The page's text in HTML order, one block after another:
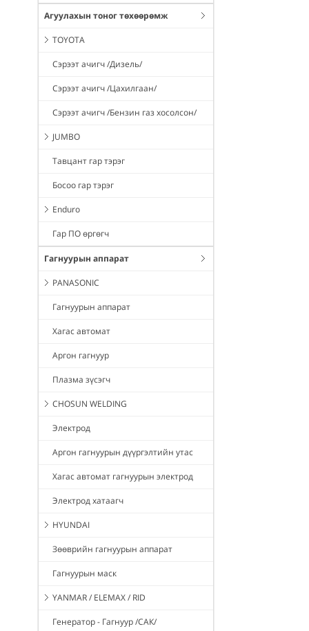
Агуулахын тоног төхөөрөмж
TOYOTA
Сэрээт ачигч /Дизель/
Сэрээт ачигч /Цахилгаан/
Сэрээт ачигч /Бензин газ хосолсон/
JUMBO
Тавцант гар тэрэг
Босоо гар тэрэг
Enduro
Гар ПО өргөгч
Гагнуурын аппарат
PANASONIC
Гагнуурын аппарат
Хагас автомат
Аргон гагнуур
Плазма зүсэгч
CHOSUN WELDING
Электрод
Аргон гагнуурын дүүргэлтийн утас
Хагас автомат гагнуурын электрод
Электрод хатаагч
HYUNDAI
Зөөврийн гагнуурын аппарат
Гагнуурын маск
YANMAR / ELEMAX / RID
Генератор - Гагнуур /САК/